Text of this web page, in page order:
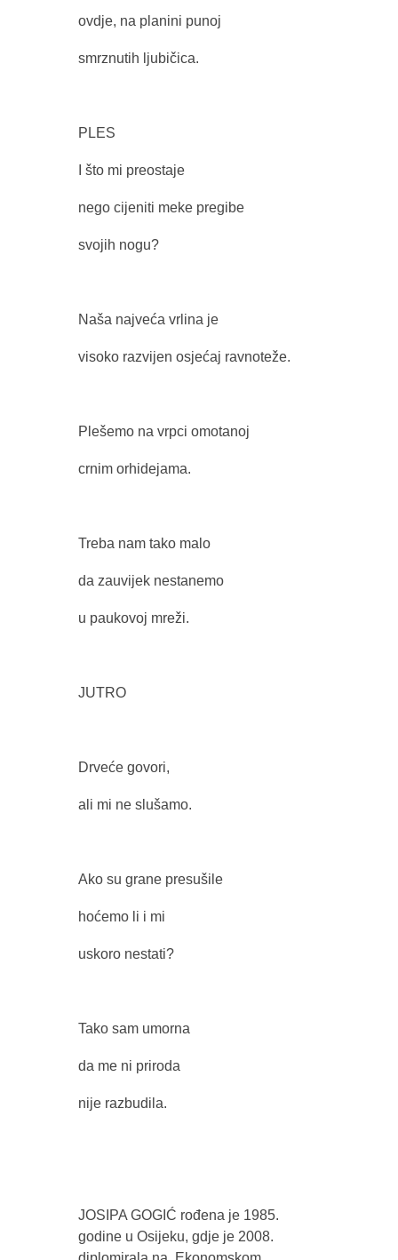
ovdje, na planini punoj
smrznutih ljubičica.
PLES
I što mi preostaje
nego cijeniti meke pregibe
svojih nogu?
Naša najveća vrlina je
visoko razvijen osjećaj ravnoteže.
Plešemo na vrpci omotanoj
crnim orhidejama.
Treba nam tako malo
da zauvijek nestanemo
u paukovoj mreži.
JUTRO
Drveće govori,
ali mi ne slušamo.
Ako su grane presušile
hoćemo li i mi
uskoro nestati?
Tako sam umorna
da me ni priroda
nije razbudila.
JOSIPA GOGIĆ rođena je 1985.
godine u Osijeku, gdje je 2008.